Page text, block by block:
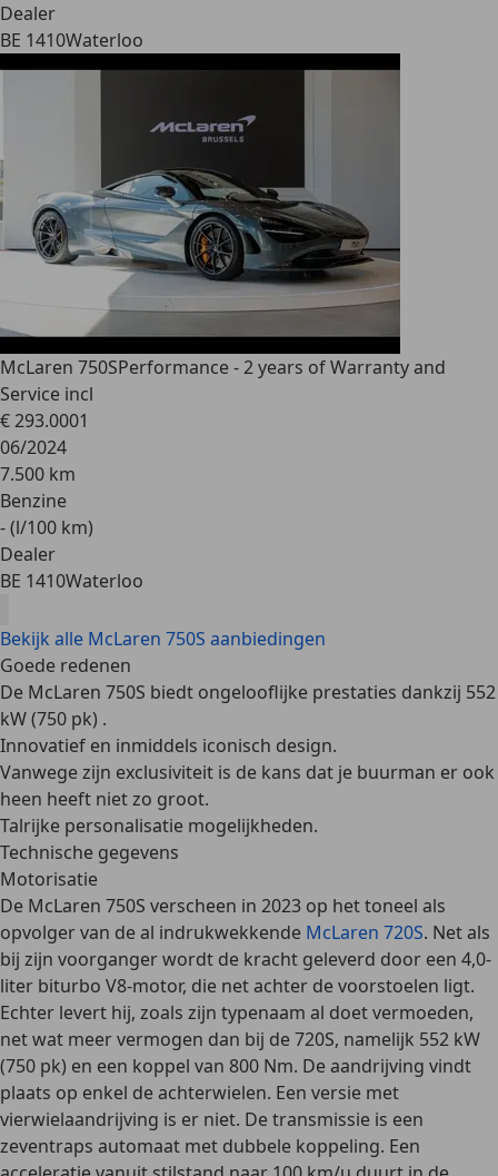
Dealer
BE 1410Waterloo
McLaren 750SPerformance - 2 years of Warranty and
Service incl
€ 293.0001
06/2024
7.500 km
Benzine
- (l/100 km)
Dealer
BE 1410Waterloo
Bekijk alle McLaren 750S aanbiedingen
Goede redenen
De McLaren 750S biedt ongelooflijke prestaties dankzij 552
kW (750 pk) .
Innovatief en inmiddels iconisch design.
Vanwege zijn exclusiviteit is de kans dat je buurman er ook
heen heeft niet zo groot.
Talrijke personalisatie mogelijkheden.
Technische gegevens
Motorisatie
De McLaren 750S verscheen in 2023 op het toneel als
opvolger van de al indrukwekkende McLaren 720S. Net als
bij zijn voorganger wordt de kracht geleverd door een 4,0-
liter biturbo V8-motor, die net achter de voorstoelen ligt.
Echter levert hij, zoals zijn typenaam al doet vermoeden,
net wat meer vermogen dan bij de 720S, namelijk 552 kW
(750 pk) en een koppel van 800 Nm. De aandrijving vindt
plaats op enkel de achterwielen. Een versie met
vierwielaandrijving is er niet. De transmissie is een
zeventraps automaat met dubbele koppeling. Een